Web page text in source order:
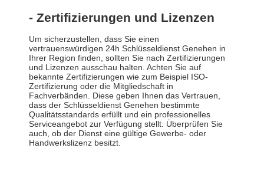
- Zertifizierungen und Lizenzen
Um sicherzustellen, dass Sie einen
vertrauenswürdigen 24h Schlüsseldienst Genehen in
Ihrer Region finden, sollten Sie nach Zertifizierungen
und Lizenzen ausschau halten. Achten Sie auf
bekannte Zertifizierungen wie zum Beispiel ISO-
Zertifizierung oder die Mitgliedschaft in
Fachverbänden. Diese geben Ihnen das Vertrauen,
dass der Schlüsseldienst Genehen bestimmte
Qualitätsstandards erfüllt und ein professionelles
Serviceangebot zur Verfügung stellt. Überprüfen Sie
auch, ob der Dienst eine gültige Gewerbe- oder
Handwerkslizenz besitzt.